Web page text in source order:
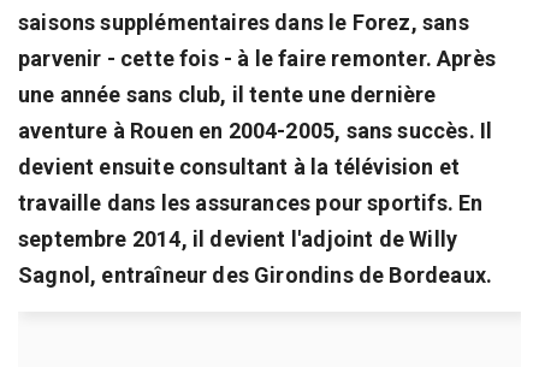
saisons supplémentaires dans le Forez, sans
parvenir - cette fois - à le faire remonter. Après
une année sans club, il tente une dernière
aventure à Rouen en 2004-2005, sans succès. Il
devient ensuite consultant à la télévision et
travaille dans les assurances pour sportifs. En
septembre 2014, il devient l'adjoint de Willy
Sagnol, entraîneur des Girondins de Bordeaux.